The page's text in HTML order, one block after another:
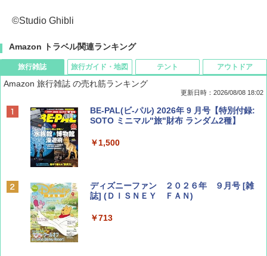
©Studio Ghibli
Amazon トラベル関連ランキング
旅行雑誌
Amazon 旅行雑誌 の売れ筋ランキング
更新日時：2026/08/08 18:02
BE-PAL(ビ-パル) 2026年 9 月号【特別付録:
SOTO ミニマル"旅"財布 ランダム2種】
￥1,500
ディズニーファン ２０２６年 ９月号 [雑
誌] (ＤＩＳＮＥＹ ＦＡＮ)
￥713
旅行ガイド・地図 テント アウトドア